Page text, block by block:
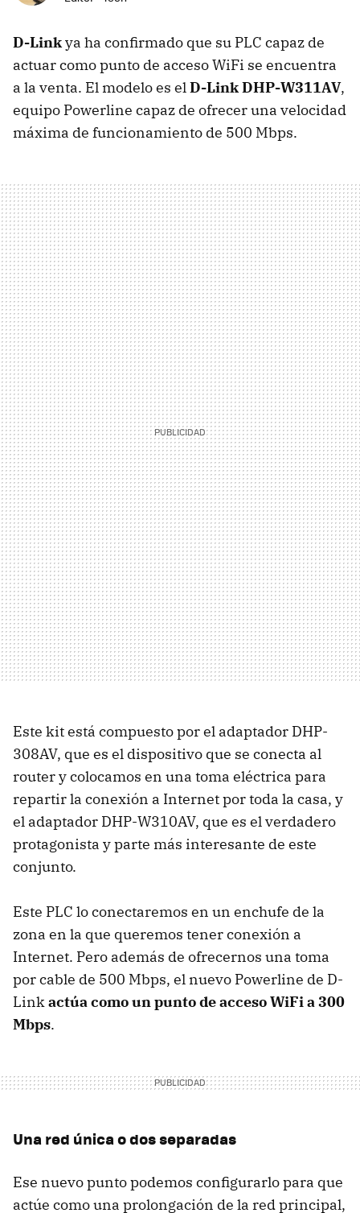
D-Linkya ha confirmado que su PLC capaz de
actuar como punto de acceso WiFi se encuentra
a la venta. El modelo es elD-Link DHP-W311AV,
equipo Powerline capaz de ofrecer una velocidad
máxima de funcionamiento de 500 Mbps.
Este kit está compuesto por el adaptador DHP-
308AV, que es el dispositivo que se conecta al
router y colocamos en una toma eléctrica para
repartir la conexión a Internet por toda la casa, y
el adaptador DHP-W310AV, que es el verdadero
protagonista y parte más interesante de este
conjunto.
Este PLC lo conectaremos en un enchufe de la
zona en la que queremos tener conexión a
Internet. Pero además de ofrecernos una toma
por cable de 500 Mbps, el nuevo Powerline de D-
Linkactúa como un punto de acceso WiFi a 300
Mbps.
Una red única o dos separadas
Ese nuevo punto podemos configurarlo para que
actúe como una prolongación de la red principal,